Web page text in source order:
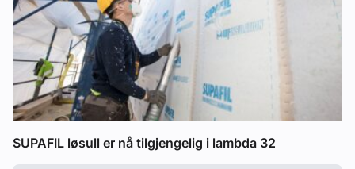
SUPAFIL løsull er nå tilgjengelig i lambda 32